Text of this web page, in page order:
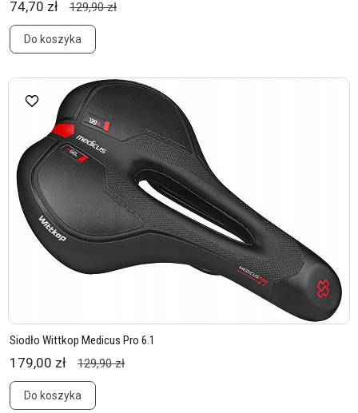
74,70 zł 129,90 zł
Do koszyka
Siodło Wittkop Medicus Pro 6.1
179,00 zł 129,90 zł
Do koszyka